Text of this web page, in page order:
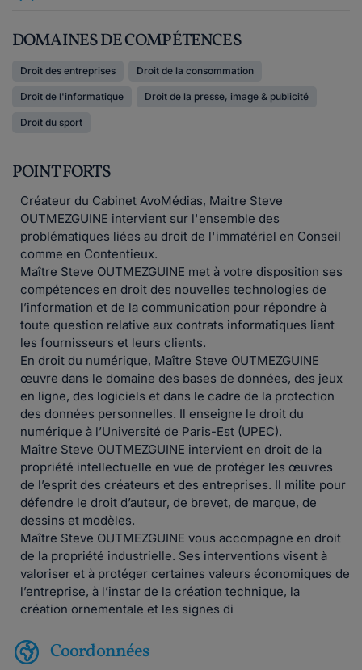
DOMAINES DE COMPÉTENCES
Droit des entreprises Droit de la consommation
Droit de l'informatique Droit de la presse, image & publicité
Droit du sport
POINT FORTS
Créateur du Cabinet AvoMédias, Maitre Steve
OUTMEZGUINE intervient sur l'ensemble des
problématiques liées au droit de l'immatériel en Conseil
comme en Contentieux.
Maître Steve OUTMEZGUINE met à votre disposition ses
compétences en droit des nouvelles technologies de
l’information et de la communication pour répondre à
toute question relative aux contrats informatiques liant
les fournisseurs et leurs clients.
En droit du numérique, Maître Steve OUTMEZGUINE
œuvre dans le domaine des bases de données, des jeux
en ligne, des logiciels et dans le cadre de la protection
des données personnelles. Il enseigne le droit du
numérique à l’Université de Paris-Est (UPEC).
Maître Steve OUTMEZGUINE intervient en droit de la
propriété intellectuelle en vue de protéger les œuvres
de l’esprit des créateurs et des entreprises. Il milite pour
défendre le droit d’auteur, de brevet, de marque, de
dessins et modèles.
Maître Steve OUTMEZGUINE vous accompagne en droit
de la propriété industrielle. Ses interventions visent à
valoriser et à protéger certaines valeurs économiques de
l’entreprise, à l’instar de la création technique, la
création ornementale et les signes di
Coordonnées